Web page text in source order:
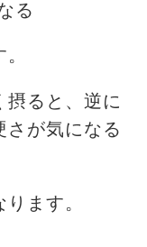
る
摂ると、逆に
さが気になる
ます。